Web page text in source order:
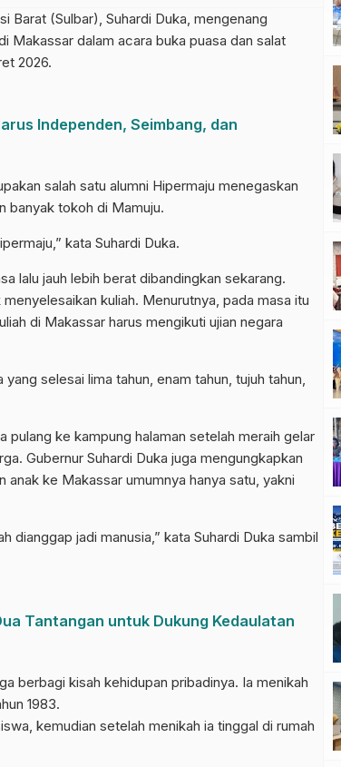
Barat (Sulbar), Suhardi Duka, mengenang
Makassar dalam acara buka puasa dan salat
2026.
Independen, Seimbang, dan
salah satu alumni Hipermaju menegaskan
banyak tokoh di Mamuju.
kata Suhardi Duka.
lalu jauh lebih berat dibandingkan sekarang.
kuliah. Menurutnya, pada masa itu
di Makassar harus mengikuti ujian negara
selesai lima tahun, enam tahun, tujuh tahun,
ke kampung halaman setelah meraih gelar
Gubernur Suhardi Duka juga mengungkapkan
ke Makassar umumnya hanya satu, yakni
dianggap jadi manusia,” kata Suhardi Duka sambil
Tantangan untuk Dukung Kedaulatan
berbagi kisah kehidupan pribadinya. Ia menikah
1983.
kemudian setelah menikah ia tinggal di rumah